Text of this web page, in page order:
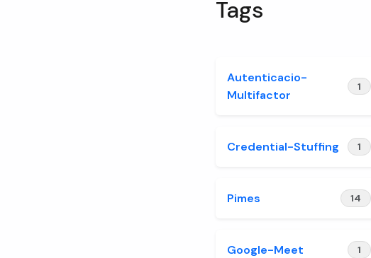
Tags
Autenticacio-
Multifactor
1
Credential-Stuffing 1
Pimes 14
Google-Meet 1